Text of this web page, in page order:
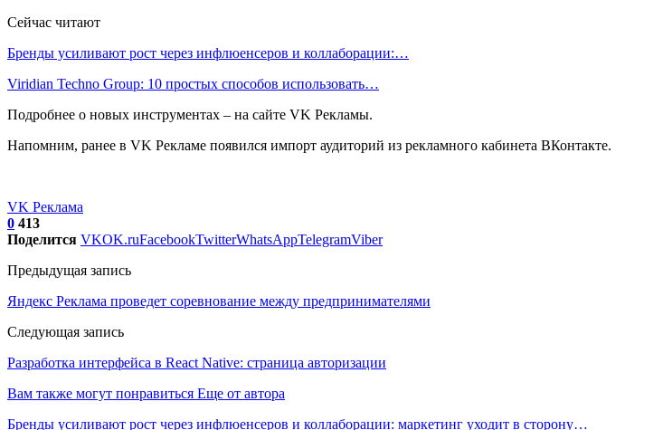
Сейчас читают
Бренды усиливают рост через инфлюенсеров и коллаборации:…
Viridian Techno Group: 10 простых способов использовать…
Подробнее о новых инструментах – на сайте VK Рекламы.
Напомним, ранее в VK Рекламе появился импорт аудиторий из рекламного кабинета ВКонтакте.
VK Реклама
0 413
Поделится VKOK.ruFacebookTwitterWhatsAppTelegramViber
Предыдущая запись
Яндекс Реклама проведет соревнование между предпринимателями
Следующая запись
Разработка интерфейса в React Native: страница авторизации
Вам также могут понравиться Еще от автора
Бренды усиливают рост через инфлюенсеров и коллаборации: маркетинг уходит в сторону…